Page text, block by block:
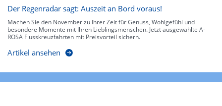
Der Regenradar sagt: Auszeit an Bord voraus!
Machen Sie den November zu Ihrer Zeit für Genuss, Wohlgefühl und
besondere Momente mit Ihren Lieblingsmenschen. Jetzt ausgewählte A-
ROSA Flusskreuzfahrten mit Preisvorteil sichern.
Artikel ansehen